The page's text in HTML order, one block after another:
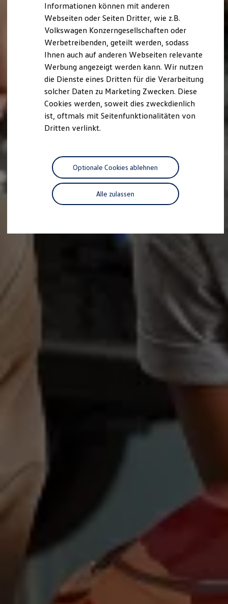
Lifestyle Shop
T-Roc Kollektion
Golf Kollektion
ID. Kollektion
Volkswagen Kollektion
R-Kollektion
GTI Kollektion
Fußball Drop
we drive football
#wedriveproud
Besitzer und Service
Software Updates
Service und Ersatzteile
Motorenöl und Flüssigkeiten
Räder und Reifen
Pannen- und Unfallhilfe
Economy Service
Volkswagen Teile
Zubehör
Entertainment und Elektronik
Updates für Software, Karten und Radio
Volkswagen Kundenbetreuung
Assistenzsysteme
Digitale Betriebsanleitung
Informationen können mit anderen
Webseiten oder Seiten Dritter, wie z.B.
Volkswagen Konzerngesellschaften oder
Werbetreibenden, geteilt werden, sodass
Ihnen auch auf anderen Webseiten relevante
Werbung angezeigt werden kann. Wir nutzen
die Dienste eines Dritten für die Verarbeitung
solcher Daten zu Marketing Zwecken. Diese
Cookies werden, soweit dies zweckdienlich
ist, oftmals mit Seitenfunktionalitäten von
Dritten verlinkt.
Alle zulassen
Optionale Cookies ablehnen